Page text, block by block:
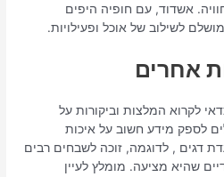
אשדוד, עם חופיה היפים
לשילוב של אוכל ופעילויות.
אחרים
לקרוא המלצות וביקורות על
לספק מידע חשוב על איכות
דגים , לדוגמה, זוכה לשבחים רבים
שהיא מציעה. מומלץ לעיין